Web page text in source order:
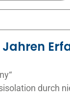
Jahren
durch